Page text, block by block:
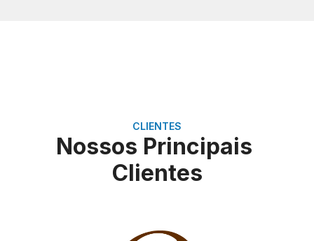
CLIENTES
Nossos Principais
Clientes